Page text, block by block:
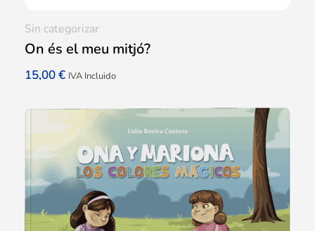
On és el meu mitjó?
15,00€ IVA Incluido
Sin categorizar